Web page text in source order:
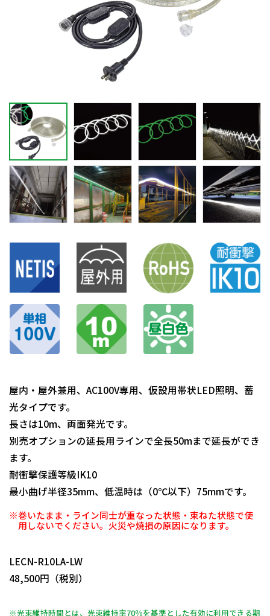
屋内・屋外兼用、AC100V専用、仮設用帯状LED照明、蓄
光タイプです。
長さは10m、両面発光です。
別売オプションの延長用ラインで全長50mまで延長ができ
ます。
耐衝撃保護等級IK10
最小曲げ半径35mm、低温時は（0℃以下）75mmです。
※巻いたまま・ライン同士が重なった状態・束ねた状態で使
用しないでください。火災や焼損の原因になります。
LECN-R10LA-LW
48,500円（税別）
※光束維持時間とは、光束維持率70％を基準とした有効に利用できる期